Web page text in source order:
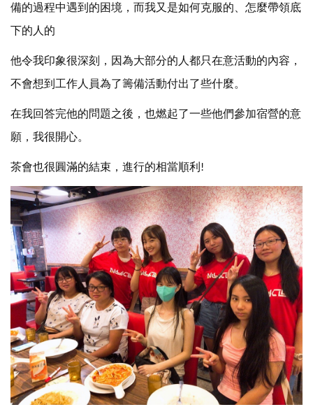
備的過程中遇到的困境，而我又是如何克服的、怎麼帶領底
下的人的
他令我印象很深刻，因為大部分的人都只在意活動的內容，
不會想到工作人員為了籌備活動付出了些什麼。
在我回答完他的問題之後，也燃起了一些他們參加宿營的意
願，我很開心。
茶會也很圓滿的結束，進行的相當順利 !